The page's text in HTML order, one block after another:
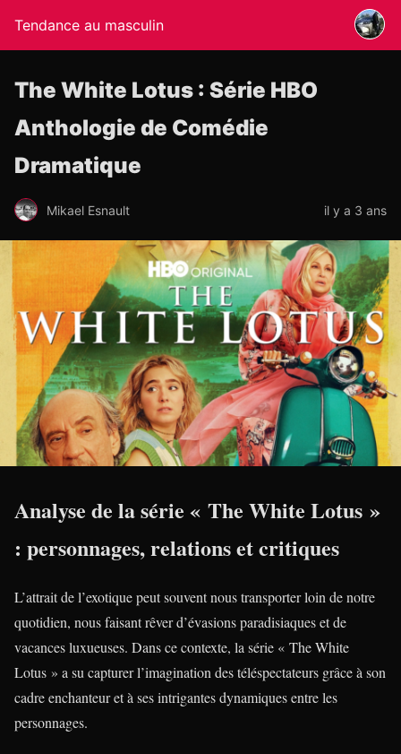
Tendance au masculin
The White Lotus : Série HBO
Anthologie de Comédie
Dramatique
Mikael Esnault il y a 3 ans
Analyse de la série « The White Lotus »
: personnages, relations et critiques
L’attrait de l’exotique peut souvent nous transporter loin de notre
quotidien, nous faisant rêver d’évasions paradisiaques et de
vacances luxueuses. Dans ce contexte, la série « The White
Lotus » a su capturer l’imagination des téléspectateurs grâce à son
cadre enchanteur et à ses intrigantes dynamiques entre les
personnages.